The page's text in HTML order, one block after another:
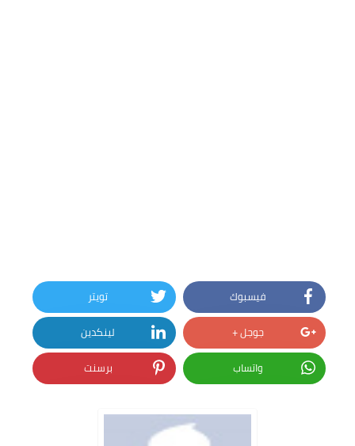
فيسبوك
تويتر
جوجل +
لينكدين
واتساب
برسنت